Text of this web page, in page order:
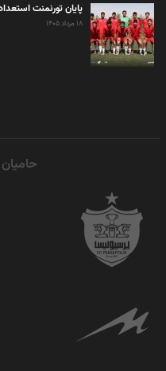
پایان تورنمنت
۱۸ مرداد ۱۴۰۵